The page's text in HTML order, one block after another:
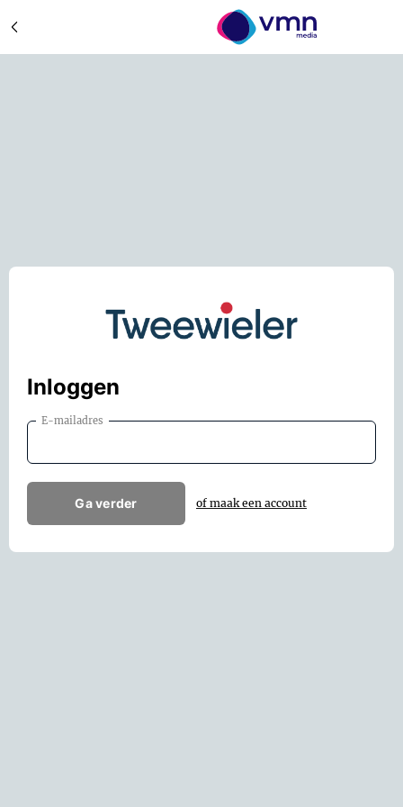
Inloggen
E-mailadres
Ga verder of maak een account